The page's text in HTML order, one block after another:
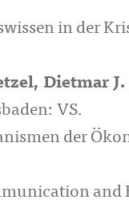
in der
Dietmar J.
VS.
der
and